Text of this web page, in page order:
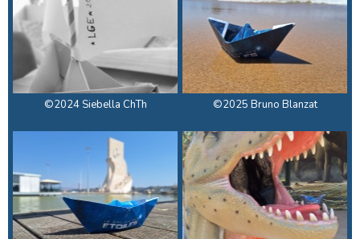
©2024 Siebella ChTh ©2025 Bruno Blanzat